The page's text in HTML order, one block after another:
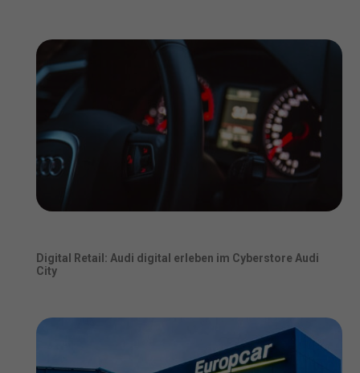
Digital Retail: Audi digital erleben im Cyberstore Audi
City